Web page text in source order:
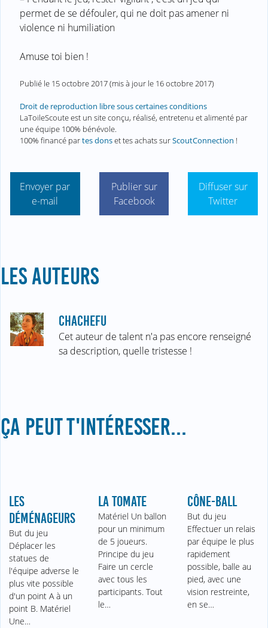
permet de se défouler, qui ne doit pas amener ni
violence ni humiliation
Amuse toi bien !
Publié le 15 octobre 2017(mis à jour le 16 octobre 2017)
Droit de reproduction libre sous certaines conditions
LaToileScoute est un site conçu, réalisé, entretenu et alimenté par
une équipe 100% bénévole.
100% financé partes donset tes achats surScoutConnection !
Envoyer par
e-mail
Publier sur
Facebook
Diffuser sur
Twitter
LES AUTEURS
CHACHEFU
Cet auteur de talent n'a pas encore renseigné
sa description, quelle tristesse !
ÇA PEUT T'INTÉRESSER...
LES
DÉMÉNAGEURS
But du jeu
Déplacer les
statues de
l'équipe adverse le
plus vite possible
d'un point A à un
point B. Matériel
Une…
LA TOMATE
Matériel Un ballon
pour un minimum
de 5 joueurs.
Principe du jeu
Faire un cercle
avec tous les
participants. Tout
le…
CÔNE-BALL
But du jeu
Effectuer un relais
par équipe le plus
rapidement
possible, balle au
pied, avec une
vision restreinte,
en se…